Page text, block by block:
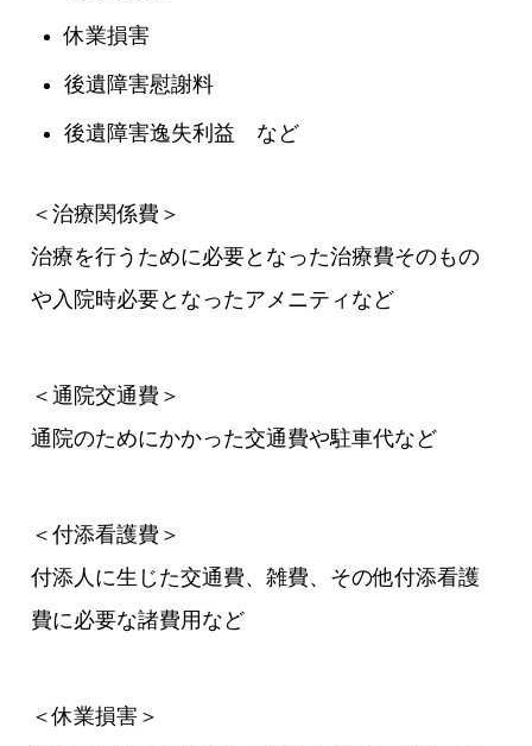
休業損害
後遺障害慰謝料
後遺障害逸失利益 など
＜治療関係費＞
治療を行うために必要となった治療費そのもの
や入院時必要となったアメニティなど
＜通院交通費＞
通院のためにかかった交通費や駐車代など
＜付添看護費＞
付添人に生じた交通費、雑費、その他付添看護
費に必要な諸費用など
＜休業損害＞